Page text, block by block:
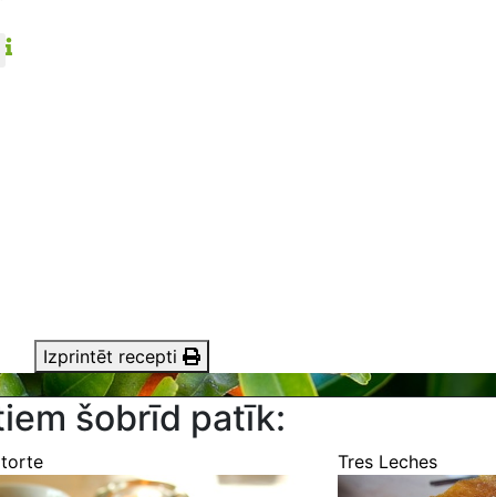
Izprintēt recepti
šobrīd patīk:
torte Tres Leches